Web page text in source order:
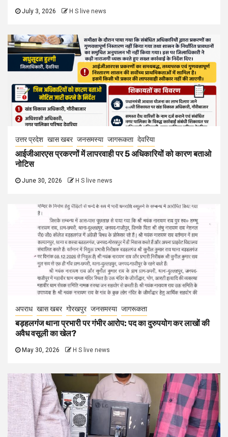
July 3, 2026 H S live news
उत्तर प्रदेश खास खबर जनसमस्या जागरूकता देवरिया
आईजीआरएस प्रकरणों में लापरवाही पर 5 अधिकारियों को कारण बताओ
नोटिस
June 30, 2026 H S live news
अपराध खास खबर गोरखपुर जनसमस्या जागरूकता
बड़हलगंज थाना प्रभारी पर गंभीर आरोप: पद का दुरुपयोग कर लाखों की
अवैध वसूली का खेल?
May 30, 2026 H S live news